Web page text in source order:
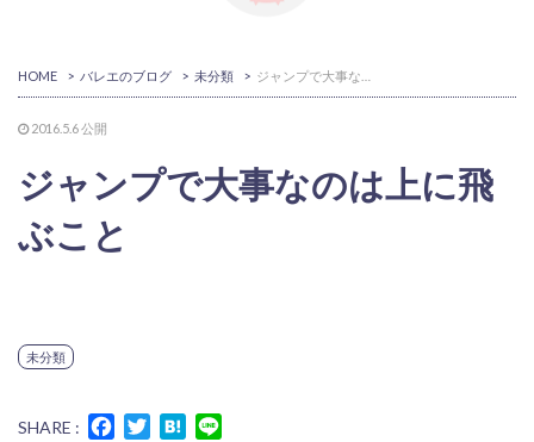
HOME > バレエのブログ > 未分類 >
2016.5.6公開
ジャンプで大事なのは上に飛
ぶこと
未分類
SHARE : FacebookTwitterHatena